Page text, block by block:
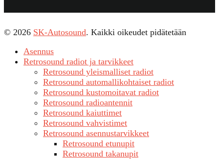
© 2026 SK-Autosound. Kaikki oikeudet pidätetään
Asennus
Retrosound radiot ja tarvikkeet
Retrosound yleismalliset radiot
Retrosound automallikohtaiset radiot
Retrosound kustomoitavat radiot
Retrosound radioantennit
Retrosound kaiuttimet
Retrosound vahvistimet
Retrosound asennustarvikkeet
Retrosound etunupit
Retrosound takanupit